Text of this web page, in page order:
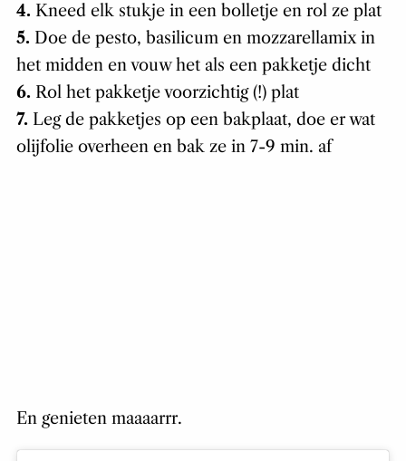
4. Kneed elk stukje in een bolletje en rol ze plat
5. Doe de pesto, basilicum en mozzarellamix in
het midden en vouw het als een pakketje dicht
6. Rol het pakketje voorzichtig (!) plat
7. Leg de pakketjes op een bakplaat, doe er wat
olijfolie overheen en bak ze in 7-9 min. af
En genieten maaaarrr.